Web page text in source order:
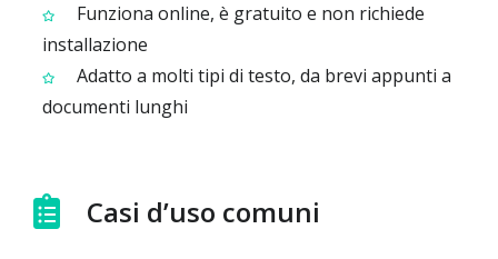
Funziona online, è gratuito e non richiede
installazione
Adatto a molti tipi di testo, da brevi appunti a
documenti lunghi
Casi d’uso comuni